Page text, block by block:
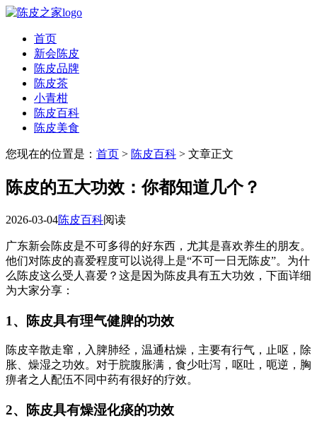
首页
新会陈皮
陈皮品牌
陈皮茶
小青柑
陈皮百科
陈皮美食
您现在的位置是： 首页 > 陈皮百科 > 文章正文
陈皮的五大功效：你都知道几个？
2026-03-04陈皮百科阅读
广东新会陈皮是不可多得的好东西，尤其是喜欢养生的朋友。
他们对陈皮的喜爱程度可以说得上是“不可一日无陈皮”。为什
么陈皮这么受人喜爱？这是因为陈皮具有五大功效，下面详细
为大家分享：
1、陈皮具有理气健脾的功效
陈皮辛散走窜，入脾肺经，温通枯燥，主要有行气，止呕，除
胀、燥湿之功效。对于脘腹胀满，食少吐泻，呕吐，呃逆，胸
痹者之人配伍不同中药有很好的疗效。
2、陈皮具有燥湿化痰的功效